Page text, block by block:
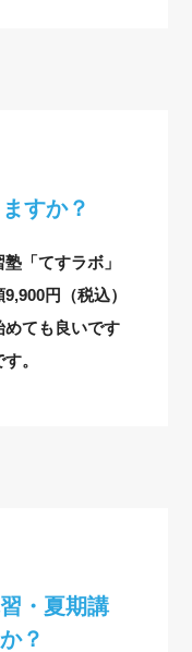
すか？
「てすラボ」
円（税込）
めても良いです
。
・夏期講
？